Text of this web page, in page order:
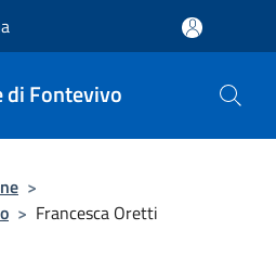
di Fontevivo
>
> Francesca Oretti